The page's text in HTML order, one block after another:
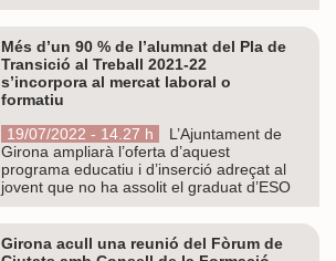
Més d’un 90 % de l’alumnat del Pla de
Transició al Treball 2021-22
s’incorpora al mercat laboral o
formatiu
19/07/2022 - 14.27 h
L’Ajuntament de
Girona ampliarà l’oferta d’aquest
programa educatiu i d’inserció adreçat al
jovent que no ha assolit el graduat d’ESO
Girona acull una reunió del Fòrum de